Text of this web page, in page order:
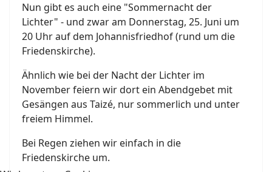
Nun gibt es auch eine "Sommernacht der
Lichter" - und zwar am Donnerstag, 25. Juni um
20 Uhr auf dem Johannisfriedhof (rund um die
Friedenskirche).
Ähnlich wie bei der Nacht der Lichter im
November feiern wir dort ein Abendgebet mit
Gesängen aus Taizé, nur sommerlich und unter
freiem Himmel.
Bei Regen ziehen wir einfach in die
Friedenskirche um.